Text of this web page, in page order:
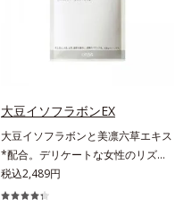
開けるのがコワイ」「ティッシュと
マスクが手放せない」「買い物に行
スメです。
大豆イソフラボンEX
大豆イソフラボンと美凛六草エキス
*配合。デリケートな女性のリズム
とバランスをサポート！。女性のカ
ラダは自分で思うよりもずっとデリ
税込2,489円